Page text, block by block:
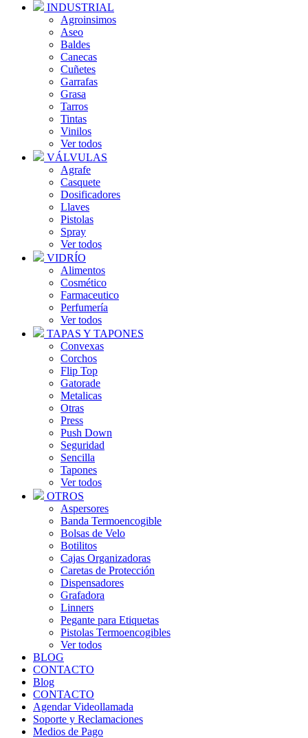
INDUSTRIAL
Agroinsimos
Aseo
Baldes
Canecas
Cuñetes
Garrafas
Grasa
Tarros
Tintas
Vinilos
Ver todos
VÁLVULAS
Agrafe
Casquete
Dosificadores
Llaves
Pistolas
Spray
Ver todos
VIDRÍO
Alimentos
Cosmético
Farmaceutico
Perfumería
Ver todos
TAPAS Y TAPONES
Convexas
Corchos
Flip Top
Gatorade
Metalicas
Otras
Press
Push Down
Seguridad
Sencilla
Tapones
Ver todos
OTROS
Aspersores
Banda Termoencogible
Bolsas de Velo
Botilitos
Cajas Organizadoras
Caretas de Protección
Dispensadores
Grafadora
Linners
Pegante para Etiquetas
Pistolas Termoencogibles
Ver todos
BLOG
CONTACTO
Blog
CONTACTO
Agendar Videollamada
Soporte y Reclamaciones
Medios de Pago